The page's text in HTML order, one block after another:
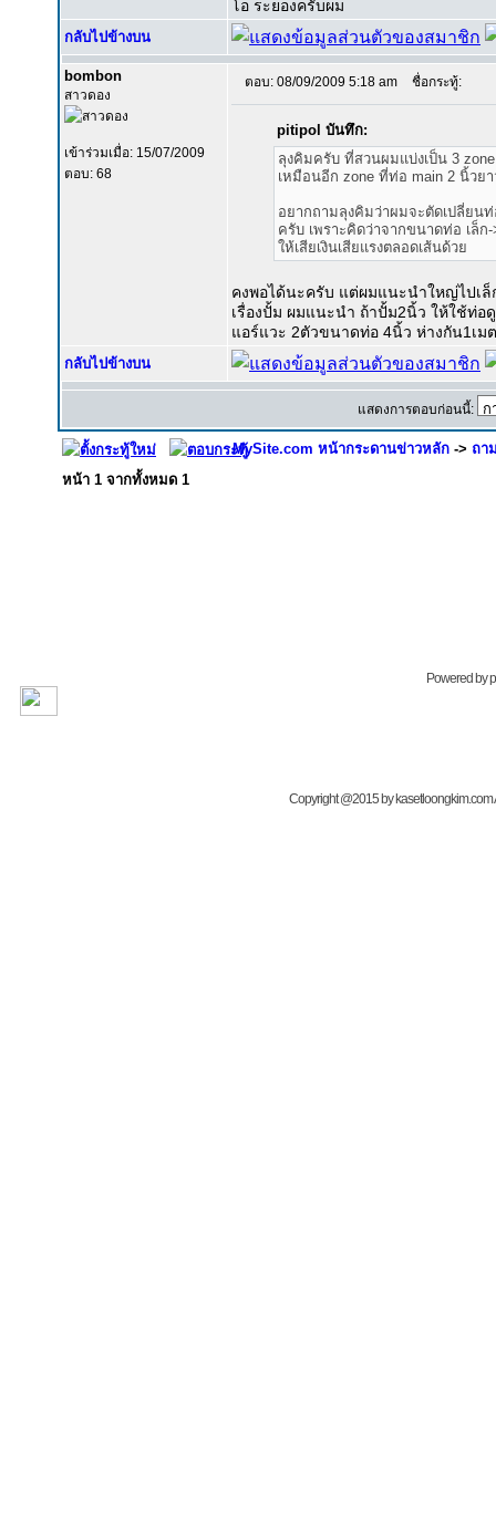
โอ ระยองครับผม
กลับไปข้างบน
bombon
สาวดอง
เข้าร่วมเมื่อ: 15/07/2009
ตอบ: 68
ตอบ: 08/09/2009 5:18 am ชื่อกระทู้:
pitipol บันทึก:
ลุงคิมครับ ที่สวนผมแบ่งเป็น 3
เหมือนอีก zone ที่ท่อ main 2 นิ้วยา
อยากถามลุงคิมว่าผมจะตัดเปลี่ยน
ครับ เพราะคิดว่าจากขนาดท่อ เล็
ให้เสียเงินเสียแรงตลอดเส้นด้วย
คงพอได้นะครับ แต่ผมแนะนำใหญ่ไปเล็
เรื่องปั้ม ผมแนะนำ ถ้าปั้ม2นิ้ว ให้ใช้ท่อ
แอร์แวะ 2ตัวขนาดท่อ 4นิ้ว ห่างกัน1เม
กลับไปข้างบน
แสดงการตอบก่อนนี้:
MySite.com หน้ากระดานข่าวหลัก -> ถา
หน้า 1 จากทั้งหมด 1
Powered by
Copyright @2015 by kasetloongkim.com